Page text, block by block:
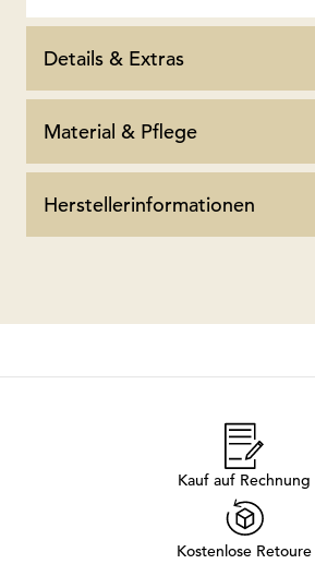
Details & Extras
Material & Pflege
Herstellerinformationen
Kauf auf Rechnung
Kostenlose Retoure